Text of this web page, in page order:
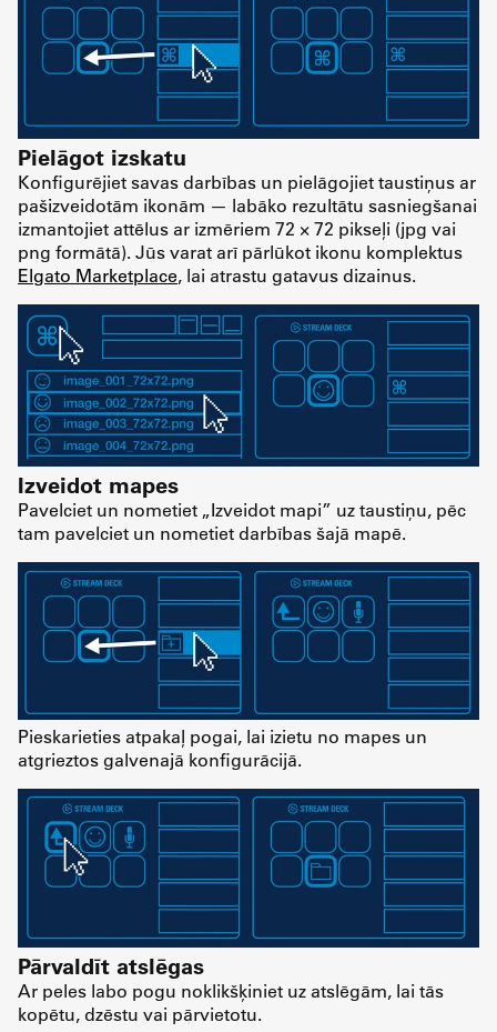
Pielāgot izskatu
Konfigurējiet savas darbības un pielāgojiet taustiņus ar
pašizveidotām ikonām — labāko rezultātu sasniegšanai
izmantojiet attēlus ar izmēriem 72 × 72 pikseļi (jpg vai
png formātā). Jūs varat arī pārlūkot ikonu komplektus
Elgato Marketplace, lai atrastu gatavus dizainus.
Izveidot mapes
Pavelciet un nometiet „Izveidot mapi” uz taustiņu, pēc
tam pavelciet un nometiet darbības šajā mapē.
Pieskarieties atpakaļ pogai, lai izietu no mapes un
atgrieztos galvenajā konfigurācijā.
Pārvaldīt atslēgas
Ar peles labo pogu noklikšķiniet uz atslēgām, lai tās
kopētu, dzēstu vai pārvietotu.